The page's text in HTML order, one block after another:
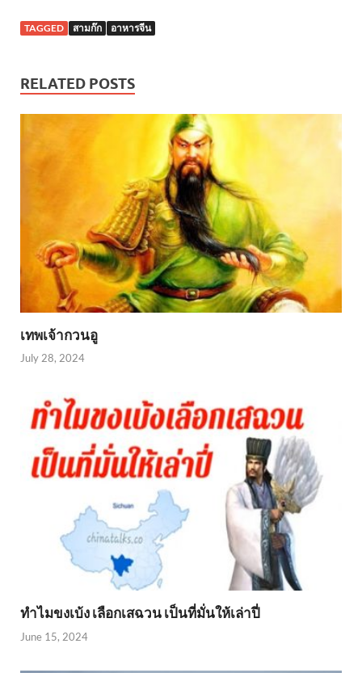
TAGGED สามก๊ก อาหารจีน
RELATED POSTS
เทพเจ้ากวนอู
July 28, 2024
ทำไมขงเบ้ง เลือกเสฉวน เป็นที่มั่นให้เล่าปี่
June 15, 2024